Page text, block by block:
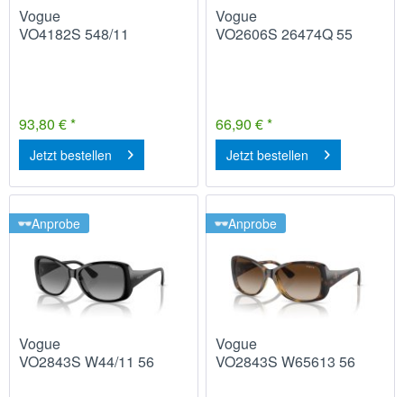
Vogue
VO4182S 548/11
93,80 € *
Jetzt bestellen
Vogue
VO2606S 26474Q 55
66,90 € *
Jetzt bestellen
Anprobe
Vogue
VO2843S W44/11 56
Anprobe
Vogue
VO2843S W65613 56